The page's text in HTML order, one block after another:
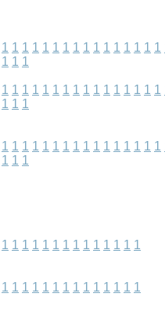
1 1 1 1 1 1 1 1 1 1 1 1 1 1 1 1
1 1 1
1 1 1 1 1 1 1 1 1 1 1 1 1 1 1 1
1 1 1
1 1 1 1 1 1 1 1 1 1 1 1 1 1 1 1
1 1 1
1 1 1 1 1 1 1 1 1 1 1 1 1 1
1 1 1 1 1 1 1 1 1 1 1 1 1 1